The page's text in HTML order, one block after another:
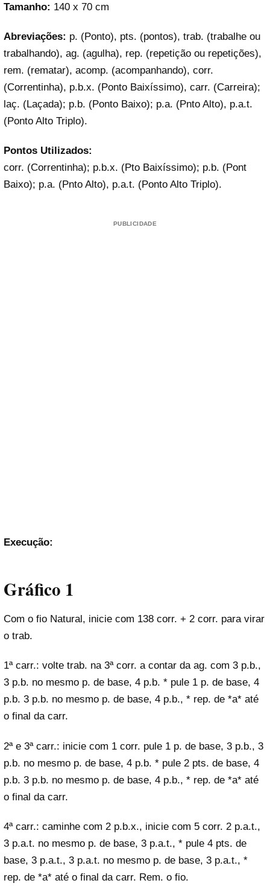
Tamanho: 140 x 70 cm
Abreviações: p. (Ponto), pts. (pontos), trab. (trabalhe ou
trabalhando), ag. (agulha), rep. (repetição ou repetições),
rem. (rematar), acomp. (acompanhando), corr.
(Correntinha), p.b.x. (Ponto Baixíssimo), carr. (Carreira);
laç. (Laçada); p.b. (Ponto Baixo); p.a. (Pnto Alto), p.a.t.
(Ponto Alto Triplo).
Pontos Utilizados:
corr. (Correntinha); p.b.x. (Pto Baixíssimo); p.b. (Pont
Baixo); p.a. (Pnto Alto), p.a.t. (Ponto Alto Triplo).
PUBLICIDADE
Execução:
Gráfico 1
Com o fio Natural, inicie com 138 corr. + 2 corr. para virar
o trab.
1ª carr.: volte trab. na 3ª corr. a contar da ag. com 3 p.b.,
3 p.b. no mesmo p. de base, 4 p.b. * pule 1 p. de base, 4
p.b. 3 p.b. no mesmo p. de base, 4 p.b., * rep. de *a* até
o final da carr.
2ª e 3ª carr.: inicie com 1 corr. pule 1 p. de base, 3 p.b., 3
p.b. no mesmo p. de base, 4 p.b. * pule 2 pts. de base, 4
p.b. 3 p.b. no mesmo p. de base, 4 p.b., * rep. de *a* até
o final da carr.
4ª carr.: caminhe com 2 p.b.x., inicie com 5 corr. 2 p.a.t.,
3 p.a.t. no mesmo p. de base, 3 p.a.t., * pule 4 pts. de
base, 3 p.a.t., 3 p.a.t. no mesmo p. de base, 3 p.a.t., *
rep. de *a* até o final da carr. Rem. o fio.